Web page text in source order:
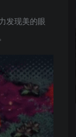
发现美的眼